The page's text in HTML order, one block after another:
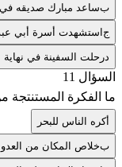
بساعد مبارك صديقه في
ج استشهدت أسرة أبي
درحلت السفينة في نهاية
السؤال 11
ما الفكرة المستنتجة
أكره الناس للبحر
بخلاص المكان من العدو